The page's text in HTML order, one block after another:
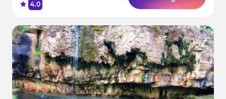
4.0